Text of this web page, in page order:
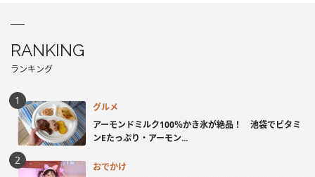
RANKING
ランキング
グルメ
アーモンドミルク100％かき氷が絶品！ 池袋でビタミ
ンEたっぷり・アーモン...
おでかけ